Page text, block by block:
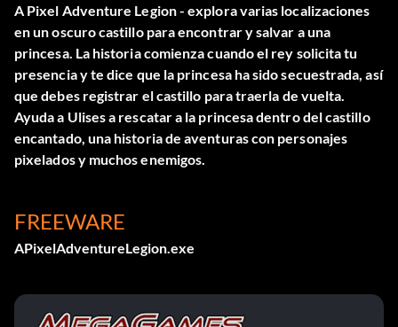
A Pixel Adventure Legion - explora varias localizaciones
en un oscuro castillo para encontrar y salvar a una
princesa. La historia comienza cuando el rey solicita tu
presencia y te dice que la princesa ha sido secuestrada, así
que debes registrar el castillo para traerla de vuelta.
Ayuda a Ulises a rescatar a la princesa dentro del castillo
encantado, una historia de aventuras con personajes
pixelados y muchos enemigos.
FREEWARE
APixelAdventureLegion.exe